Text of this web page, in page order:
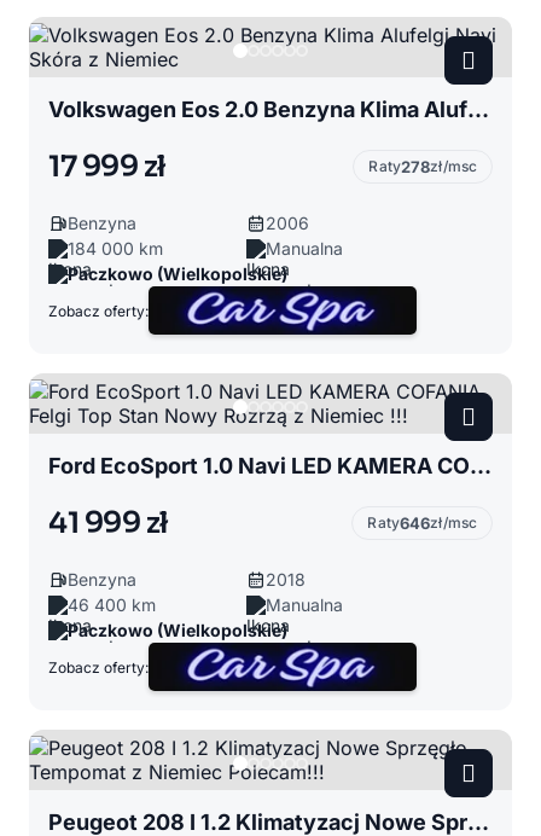
Volkswagen Eos 2.0 Benzyna Klima Alufelgi Navi Skóra z Niemiec
17 999 zł Raty278zł/msc
Benzyna
2006
184 000 km
Manualna
Paczkowo (Wielkopolskie)
Zobacz oferty:
Ford EcoSport 1.0 Navi LED KAMERA COFANIA Felgi Top Stan Nowy Rozrzą z Niemiec !!!
41 999 zł Raty646zł/msc
Benzyna
2018
46 400 km
Manualna
Paczkowo (Wielkopolskie)
Zobacz oferty:
Peugeot 208 I 1.2 Klimatyzacj Nowe Sprzęgło Tempomat z Niemiec Polecam!!!